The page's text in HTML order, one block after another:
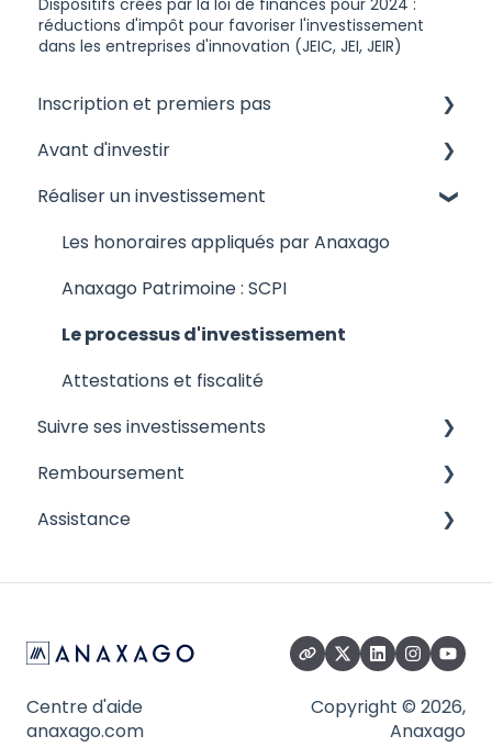
réductions d'impôt pour favoriser l'investissement
dans les entreprises d'innovation (JEIC, JEI, JEIR)
Inscription et premiers pas
Devenir Membre d'Anaxago
Questions générales
A propos d'Anaxago
Avant d'investir
Les risques liés à l'investissement
Les campagnes de financement
Analyser un dossier
Réaliser un investissement
Les honoraires appliqués par Anaxago
Anaxago Patrimoine : SCPI
Le processus d'investissement
Attestations et fiscalité
Suivre ses investissements
Quels sont les outils me permettant de suivre
Remboursement
Attestation et fiscalité
particuliers
Assistance
Contact
Centre d'aide
anaxago.com
Copyright © 2026,
Anaxago